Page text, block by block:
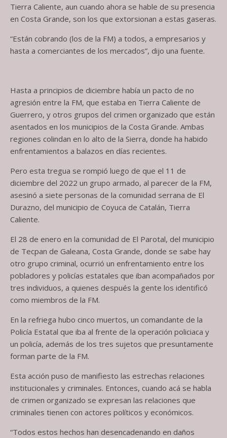
Tierra Caliente, aun cuando ahora se hable de su presencia
en Costa Grande, son los que extorsionan a estas gaseras.
“Están cobrando (los de la FM) a todos, a empresarios y
hasta a comerciantes de los mercados”, dijo una fuente.
Hasta a principios de diciembre había un pacto de no
agresión entre la FM, que estaba en Tierra Caliente de
Guerrero, y otros grupos del crimen organizado que están
asentados en los municipios de la Costa Grande. Ambas
regiones colindan en lo alto de la Sierra, donde ha habido
enfrentamientos a balazos en días recientes.
Pero esta tregua se rompió luego de que el 11 de
diciembre del 2022 un grupo armado, al parecer de la FM,
asesinó a siete personas de la comunidad serrana de El
Durazno, del municipio de Coyuca de Catalán, Tierra
Caliente.
El 28 de enero en la comunidad de El Parotal, del municipio
de Tecpan de Galeana, Costa Grande, donde se sabe hay
otro grupo criminal, ocurrió un enfrentamiento entre los
pobladores y policías estatales que iban acompañados por
tres individuos, a quienes después la gente los identificó
como miembros de la FM.
En la refriega hubo cinco muertos, un comandante de la
Policía Estatal que iba al frente de la operación policiaca y
un policía, además de los tres sujetos que presuntamente
forman parte de la FM.
Esta acción puso de manifiesto las estrechas relaciones
institucionales y criminales. Entonces, cuando acá se habla
de crimen organizado se expresan las relaciones que
criminales tienen con actores políticos y económicos.
“Todos estos hechos han desencadenando en daños